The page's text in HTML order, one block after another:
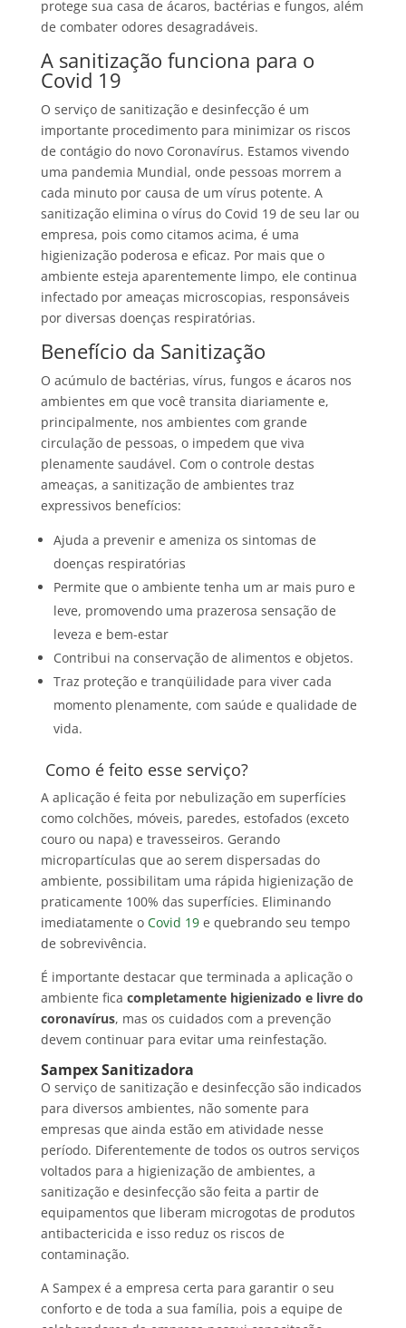
protege sua casa de ácaros, bactérias e fungos, além
de combater odores desagradáveis.
A sanitização funciona para o
Covid 19
O serviço de sanitização e desinfecção é um
importante procedimento para minimizar os riscos
de contágio do novo Coronavírus. Estamos vivendo
uma pandemia Mundial, onde pessoas morrem a
cada minuto por causa de um vírus potente. A
sanitização elimina o vírus do Covid 19 de seu lar ou
empresa, pois como citamos acima, é uma
higienização poderosa e eficaz. Por mais que o
ambiente esteja aparentemente limpo, ele continua
infectado por ameaças microscopias, responsáveis
por diversas doenças respiratórias.
Benefício da Sanitização
O acúmulo de bactérias, vírus, fungos e ácaros nos
ambientes em que você transita diariamente e,
principalmente, nos ambientes com grande
circulação de pessoas, o impedem que viva
plenamente saudável. Com o controle destas
ameaças, a sanitização de ambientes traz
expressivos benefícios:
Ajuda a prevenir e ameniza os sintomas de
doenças respiratórias
Permite que o ambiente tenha um ar mais puro e
leve, promovendo uma prazerosa sensação de
leveza e bem-estar
Contribui na conservação de alimentos e objetos.
Traz proteção e tranqüilidade para viver cada
momento plenamente, com saúde e qualidade de
vida.
Como é feito esse serviço?
A aplicação é feita por nebulização em superfícies
como colchões, móveis, paredes, estofados (exceto
couro ou napa) e travesseiros. Gerando
micropartículas que ao serem dispersadas do
ambiente, possibilitam uma rápida higienização de
praticamente 100% das superfícies. Eliminando
imediatamente o Covid 19e quebrando seu tempo
de sobrevivência.
É importante destacar que terminada a aplicação o
ambiente fica completamente higienizado e livre do
coronavírus, mas os cuidados com a prevenção
devem continuar para evitar uma reinfestação.
Sampex Sanitizadora
O serviço de sanitização e desinfecção são indicados
para diversos ambientes, não somente para
empresas que ainda estão em atividade nesse
período. Diferentemente de todos os outros serviços
voltados para a higienização de ambientes, a
sanitização e desinfecção são feita a partir de
equipamentos que liberam microgotas de produtos
antibactericida e isso reduz os riscos de
contaminação.
A Sampex é a empresa certa para garantir o seu
conforto e de toda a sua família, pois a equipe de